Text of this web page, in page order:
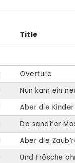
Title
Overture
Nun kam ein
Aber die
Da sandt’er
Aber die
Und Frösche